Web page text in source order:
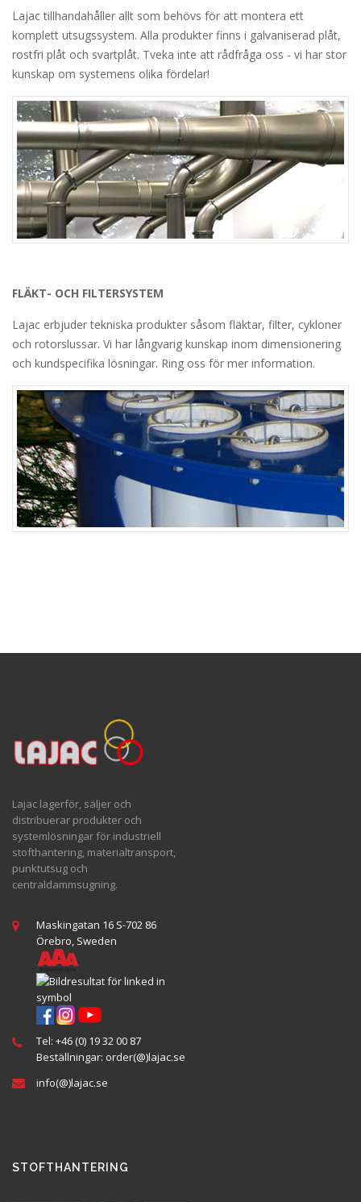
Lajac tillhandahåller allt som behövs för att montera ett
komplett utsugssystem. Alla produkter finns i galvaniserad plåt,
rostfri plåt och svartplåt. Tveka inte att rådfråga oss - vi har stor
kunskap om systemens olika fördelar!
FLÄKT- OCH FILTERSYSTEM
Lajac erbjuder tekniska produkter såsom fläktar, filter, cykloner
och rotorslussar. Vi har långvarig kunskap inom dimensionering
och kundspecifika lösningar. Ring oss för mer information.
Lajac lagerför, säljer och
distribuerar produkter och
systemlösningar för industriell
stofthantering, materialtransport,
punktutsug och
centraldammsugning.
Maskingatan 16 S-702 86
Örebro, Sweden
Tel: +46 (0) 19 32 00 87
Beställningar: order(@)lajac.se
info(@)lajac.se
STOFTHANTERING